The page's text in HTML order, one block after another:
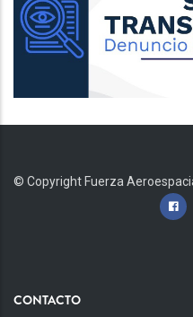
© Copyright Fuerza
CONTACTO